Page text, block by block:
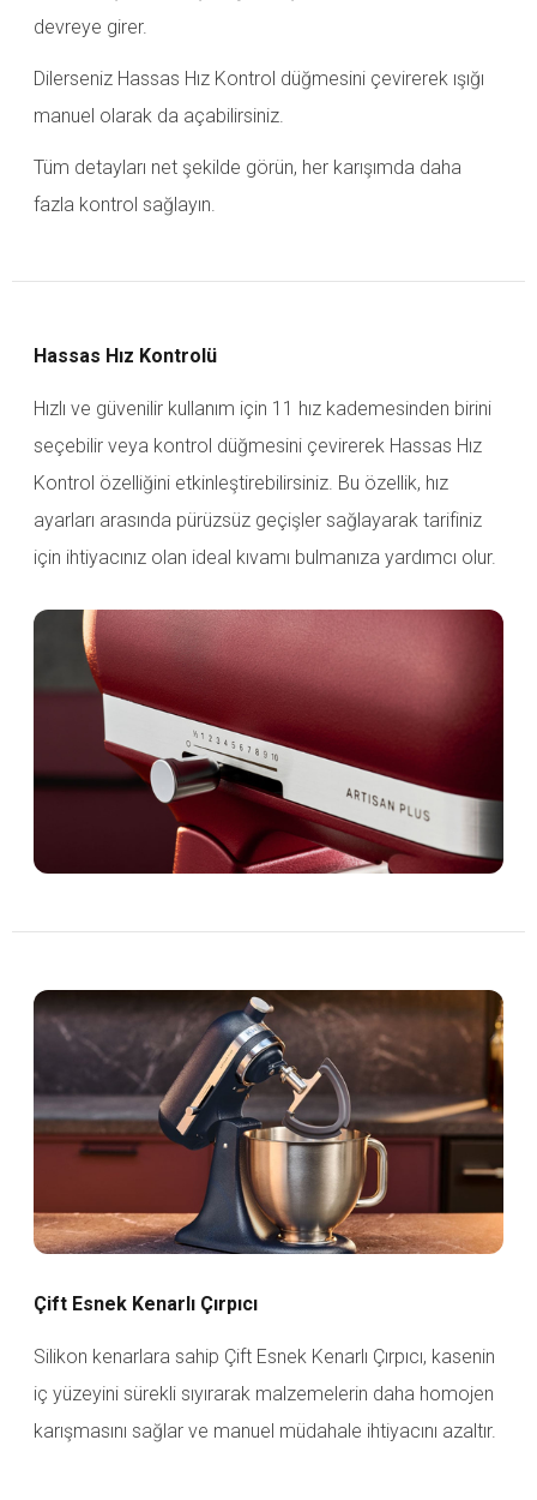
devreye girer.
Dilerseniz Hassas Hız Kontrol düğmesini çevirerek ışığı
manuel olarak da açabilirsiniz.
Tüm detayları net şekilde görün, her karışımda daha
fazla kontrol sağlayın.
Hassas Hız Kontrolü
Hızlı ve güvenilir kullanım için 11 hız kademesinden birini
seçebilir veya kontrol düğmesini çevirerek Hassas Hız
Kontrol özelliğini etkinleştirebilirsiniz. Bu özellik, hız
ayarları arasında pürüzsüz geçişler sağlayarak tarifiniz
için ihtiyacınız olan ideal kıvamı bulmanıza yardımcı olur.
Çift Esnek Kenarlı Çırpıcı
Silikon kenarlara sahip Çift Esnek Kenarlı Çırpıcı, kasenin
iç yüzeyini sürekli sıyırarak malzemelerin daha homojen
karışmasını sağlar ve manuel müdahale ihtiyacını azaltır.